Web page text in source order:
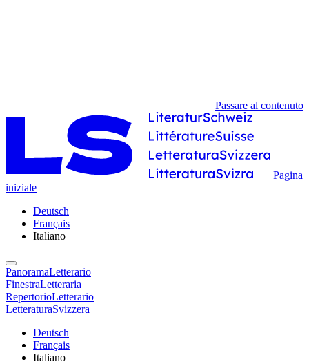
Passare al contenuto
Pagina
iniziale
Deutsch
Français
Italiano
PanoramaLetterario
FinestraLetteraria
RepertorioLetterario
LetteraturaSvizzera
Deutsch
Français
Italiano